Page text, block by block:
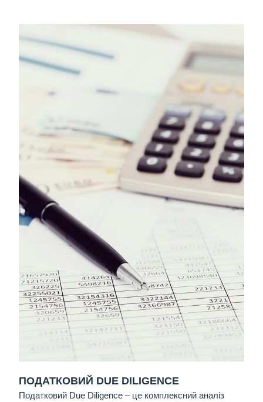
ПОДАТКОВИЙ DUE DILIGENCE
Податковий Due Diligence – це комплексний аналіз